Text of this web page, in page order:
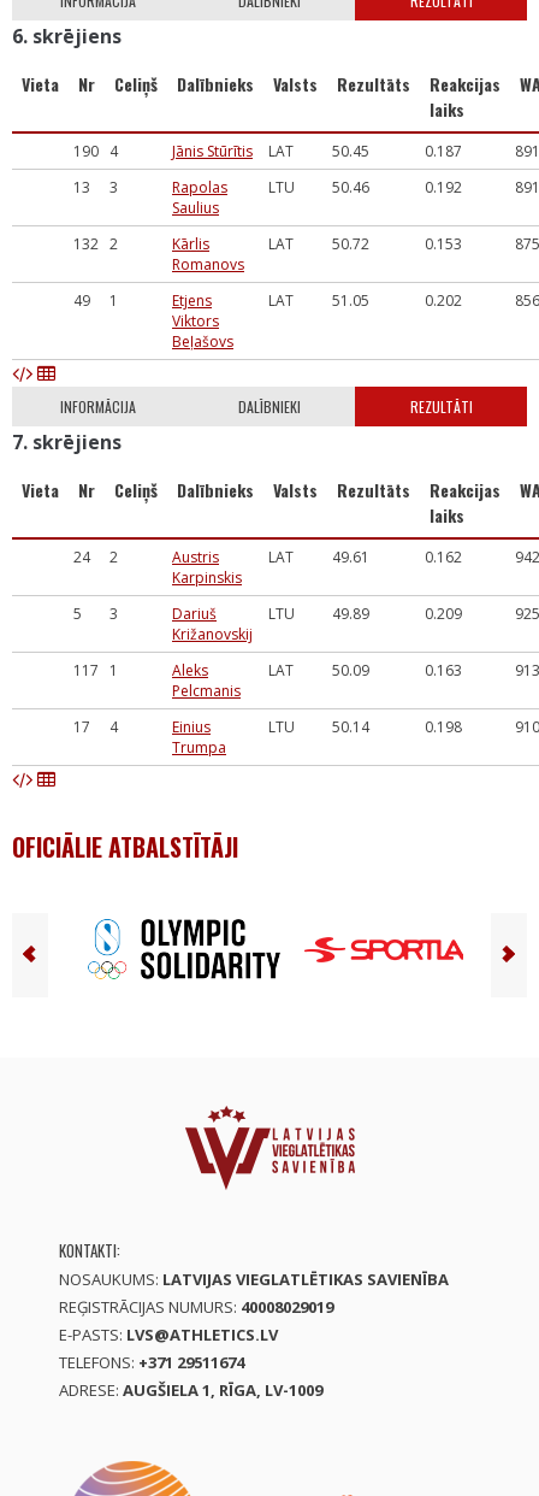
6. skrējiens
Vieta Nr Celiņš Dalībnieks Valsts Rezultāts
Reakcijas
laiks
190 4 Jānis Stūrītis LAT 50.45 0.187
891
13
3
Rapolas
Saulius
LTU 50.46 0.192 891
132 2
Kārlis
Romanovs
LAT 50.72 0.153 875
49 1
Etjens
Viktors
Beļašovs
LAT 51.05 0.202 856
INFORMĀCIJA DALĪBNIEKI REZULTĀTI
7. skrējiens
Vieta Nr Celiņš Dalībnieks Valsts Rezultāts
Reakcijas
laiks
24 2
Austris
Karpinskis
LAT 49.61 0.162 942
5 3
Dariuš
Križanovskij
LTU 49.89 0.209 925
117 1
Aleks
Pelcmanis
LAT 50.09 0.163 913
17 4
Einius
Trumpa
LTU 50.14 0.198 910
OFICIĀLIE ATBALSTĪTĀJI
KONTAKTI:
NOSAUKUMS: LATVIJAS VIEGLATLĒTIKAS SAVIENĪBA
REĢISTRĀCIJAS NUMURS: 40008029019
E-PASTS: LVS@ATHLETICS.LV
TELEFONS: +371 29511674
ADRESE: AUGŠIELA 1, RĪGA, LV-1009